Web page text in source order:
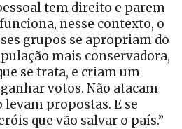
tem direito e parem
nesse contexto, o
grupos se apropriam do
mais conservadora,
se trata, e criam um
votos. Não atacam
propostas. E se
que vão salvar o país.”